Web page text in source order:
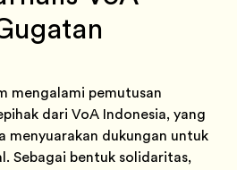
mengalami pemutusan
dari VoA Indonesia, yang
menyuarakan dukungan untuk
Sebagai bentuk solidaritas,